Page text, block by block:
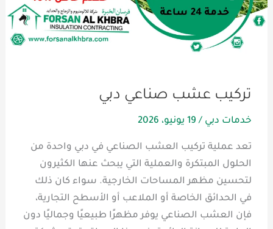
تركيب عشب صناعي دبي
خدمات دبي / 19 يونيو، 2026
تعد عملية تركيب العشب الصناعي في دبي واحدة من
الحلول المبتكرة والعملية التي يبحث عنها الكثيرون
لتحسين مظهر المساحات الخارجية. سواء كان ذلك
في الحدائق الخاصة أو الملاعب أو الأسطح التجارية،
فإن العشب الصناعي يوفر مظهرًا طبيعيًا وجماليًا دون